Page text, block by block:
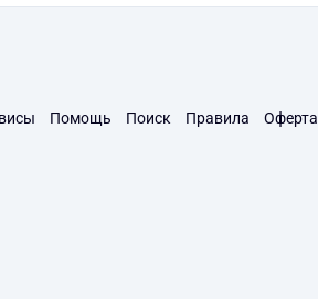
Помощь Поиск Правила Оферта